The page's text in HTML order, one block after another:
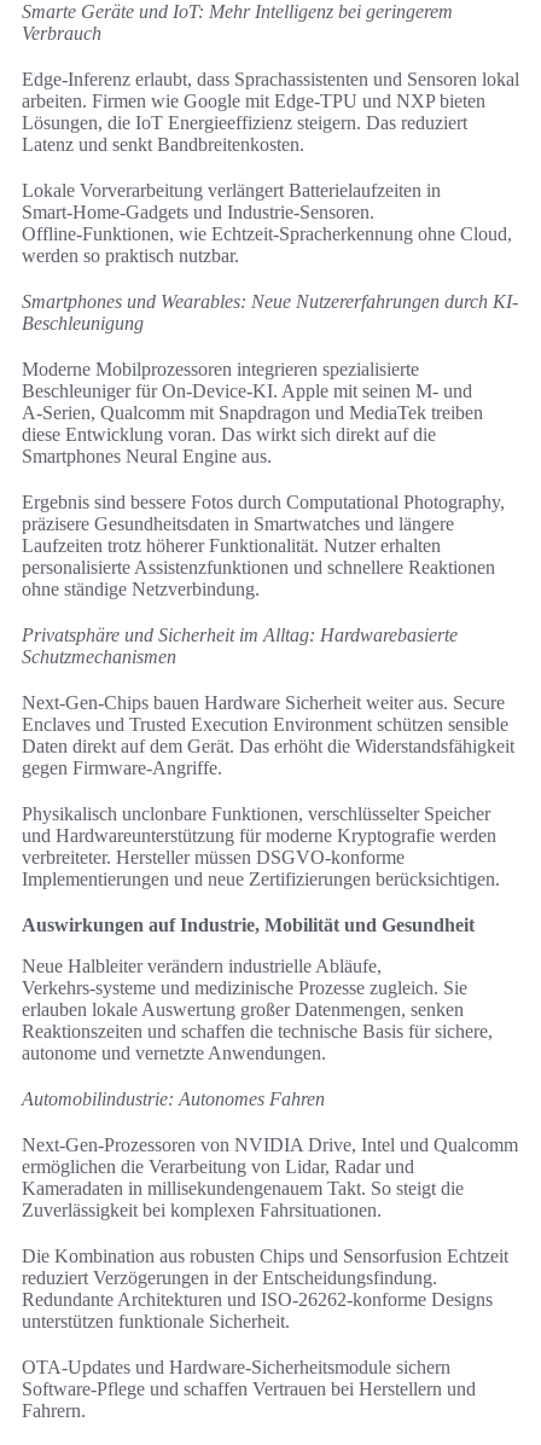
Smarte Geräte und IoT: Mehr Intelligenz bei geringerem
Verbrauch
Edge-Inferenz erlaubt, dass Sprachassistenten und Sensoren lokal
arbeiten. Firmen wie Google mit Edge‑TPU und NXP bieten
Lösungen, die IoT Energieeffizienz steigern. Das reduziert
Latenz und senkt Bandbreitenkosten.
Lokale Vorverarbeitung verlängert Batterielaufzeiten in
Smart‑Home‑Gadgets und Industrie‑Sensoren.
Offline‑Funktionen, wie Echtzeit-Spracherkennung ohne Cloud,
werden so praktisch nutzbar.
Smartphones und Wearables: Neue Nutzererfahrungen durch KI-
Beschleunigung
Moderne Mobilprozessoren integrieren spezialisierte
Beschleuniger für On‑Device‑KI. Apple mit seinen M‑ und
A‑Serien, Qualcomm mit Snapdragon und MediaTek treiben
diese Entwicklung voran. Das wirkt sich direkt auf die
Smartphones Neural Engine aus.
Ergebnis sind bessere Fotos durch Computational Photography,
präzisere Gesundheitsdaten in Smartwatches und längere
Laufzeiten trotz höherer Funktionalität. Nutzer erhalten
personalisierte Assistenzfunktionen und schnellere Reaktionen
ohne ständige Netzverbindung.
Privatsphäre und Sicherheit im Alltag: Hardwarebasierte
Schutzmechanismen
Next‑Gen‑Chips bauen Hardware Sicherheit weiter aus. Secure
Enclaves und Trusted Execution Environment schützen sensible
Daten direkt auf dem Gerät. Das erhöht die Widerstandsfähigkeit
gegen Firmware‑Angriffe.
Physikalisch unclonbare Funktionen, verschlüsselter Speicher
und Hardwareunterstützung für moderne Kryptografie werden
verbreiteter. Hersteller müssen DSGVO‑konforme
Implementierungen und neue Zertifizierungen berücksichtigen.
Auswirkungen auf Industrie, Mobilität und Gesundheit
Neue Halbleiter verändern industrielle Abläufe,
Verkehrs‑systeme und medizinische Prozesse zugleich. Sie
erlauben lokale Auswertung großer Datenmengen, senken
Reaktionszeiten und schaffen die technische Basis für sichere,
autonome und vernetzte Anwendungen.
Automobilindustrie: Autonomes Fahren
Next‑Gen‑Prozessoren von NVIDIA Drive, Intel und Qualcomm
ermöglichen die Verarbeitung von Lidar, Radar und
Kameradaten in millisekundengenauem Takt. So steigt die
Zuverlässigkeit bei komplexen Fahrsituationen.
Die Kombination aus robusten Chips und Sensorfusion Echtzeit
reduziert Verzögerungen in der Entscheidungs­findung.
Redundante Architekturen und ISO‑26262‑konforme Designs
unterstützen funktionale Sicherheit.
OTA‑Updates und Hardware‑Sicherheitsmodule sichern
Software‑Pflege und schaffen Vertrauen bei Herstellern und
Fahrern.